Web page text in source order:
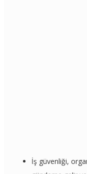
İş güvenliği,